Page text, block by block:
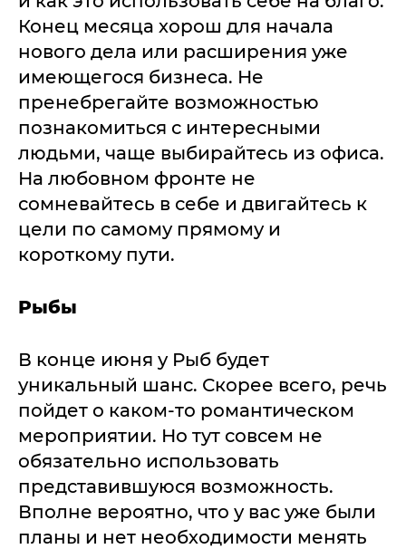
Конец месяца хорош для начала
нового дела или расширения уже
имеющегося бизнеса. Не
пренебрегайте возможностью
познакомиться с интересными
людьми, чаще выбирайтесь из офиса.
На любовном фронте не
сомневайтесь в себе и двигайтесь к
цели по самому прямому и
короткому пути.
Рыбы
В конце июня у Рыб будет
уникальный шанс. Скорее всего, речь
пойдет о каком-то романтическом
мероприятии. Но тут совсем не
обязательно использовать
представившуюся возможность.
Вполне вероятно, что у вас уже были
планы и нет необходимости менять